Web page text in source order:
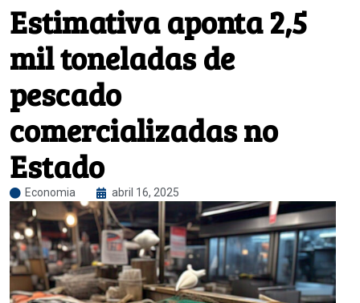
Estimativa aponta 2,5
mil toneladas de
pescado
comercializadas no
Estado
Economia abril 16, 2025